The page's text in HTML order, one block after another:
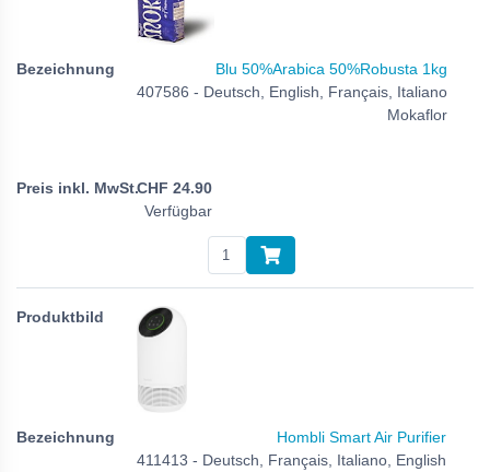
Blu 50%Arabica 50%Robusta 1kg
407586 - Deutsch, English, Français, Italiano
Mokaflor
CHF 24.90
Verfügbar
Hombli Smart Air Purifier
411413 - Deutsch, Français, Italiano, English